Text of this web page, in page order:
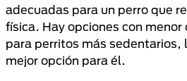
adecuadas para un perro que
física. Hay opciones con
para perritos más sedentarios,
mejor opción para él.